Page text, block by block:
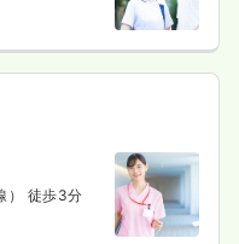
） 徒歩3分